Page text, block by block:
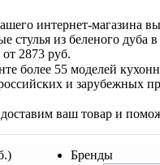
интернет-магазина
стулья из беленого дуба
2873 руб.
более 55 моделей
и зарубежных
ваш товар и
Бренды